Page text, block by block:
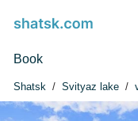
Book
Shatsk Svityaz lake